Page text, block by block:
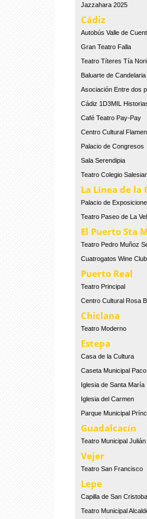
Jazzahara 2025
Cádiz
Autobús Valle de
Gran Teatro Falla
Teatro Títeres Tía
Baluarte de Candelaria
Asociación Entre dos
Cádiz 1D3MIL
Café Teatro Pay-Pay
Centro Cultural
Palacio de Congresos
Sala Serendipia
Teatro Colegio
La Línea de la
Palacio de
Teatro Paseo de La
El Puerto Sta
Teatro Pedro Muñoz
Cuatrogatos Wine Club
Puerto Real
Teatro Principal
Centro Cultural Rosa
Chiclana
Teatro Moderno
Estepa
Casa de la Cultura
Caseta Municipal
Iglesia de Santa María
Iglesia del Carmen
Parque Municipal
Guadalcacín
Teatro Municipal
Vejer
Teatro San Francisco
Lepe
Capilla de San
Teatro Municipal